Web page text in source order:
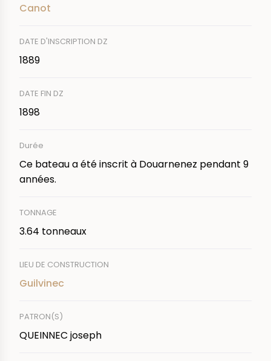
Canot
DATE D'INSCRIPTION DZ
1889
DATE FIN DZ
1898
Durée
Ce bateau a été inscrit à Douarnenez pendant 9
années.
TONNAGE
3.64 tonneaux
LIEU DE CONSTRUCTION
Guilvinec
PATRON(S)
QUEINNEC joseph